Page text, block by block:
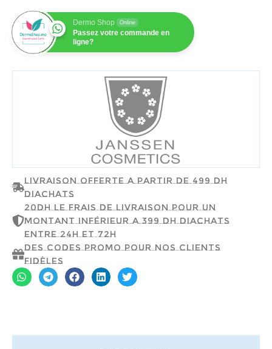
Dermo Shop Online
Passez votre commande en
ligne?
JEANSSEN COSMETICS
Livraison offerte a partir de 499 dh
d'achats
20dh le frais de livraison pour un
montant inférieur a 399 dh d'achats
entre 24h et 72h
Des codes promo pour nos clients
fidèles